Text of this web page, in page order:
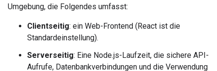
Umgebung, die Folgendes umfasst:
Clientseitig: ein Web-Frontend (React ist die
Standardeinstellung).
Serverseitig: Eine Node.js-Laufzeit, die sichere API-
Aufrufe, Datenbankverbindungen und die Verwendung